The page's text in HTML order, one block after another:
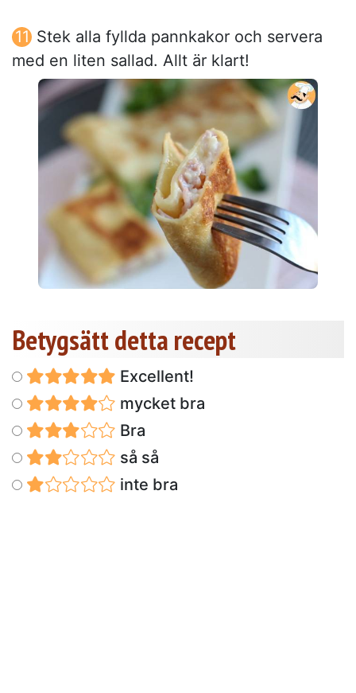
Stek alla fyllda pannkakor och servera
med en liten sallad. Allt är klart!
Betygsätt detta recept
Excellent!
mycket bra
Bra
så så
inte bra